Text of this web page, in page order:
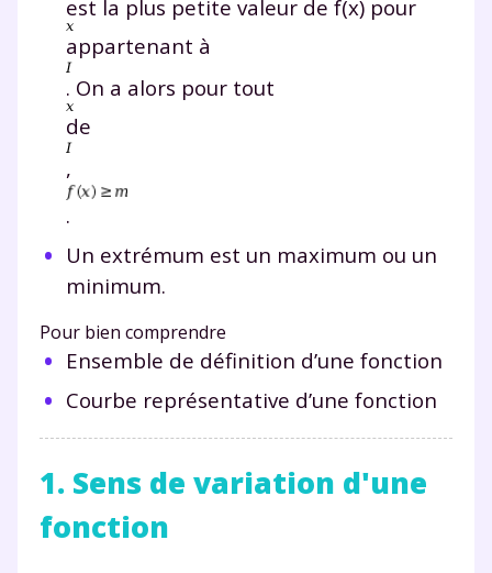
est la plus petite valeur de f(x) pour
appartenant à
. On a alors pour tout
de
,
.
Un extrémum est un maximum ou un
minimum.
Pour bien comprendre
Ensemble de définition d’une fonction
Courbe représentative d’une fonction
1. Sens de variation d'une
fonction